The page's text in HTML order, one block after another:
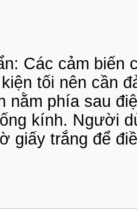
Các cảm biến
tối nên cần
nằm phía sau
kính. Người
giấy trắng để